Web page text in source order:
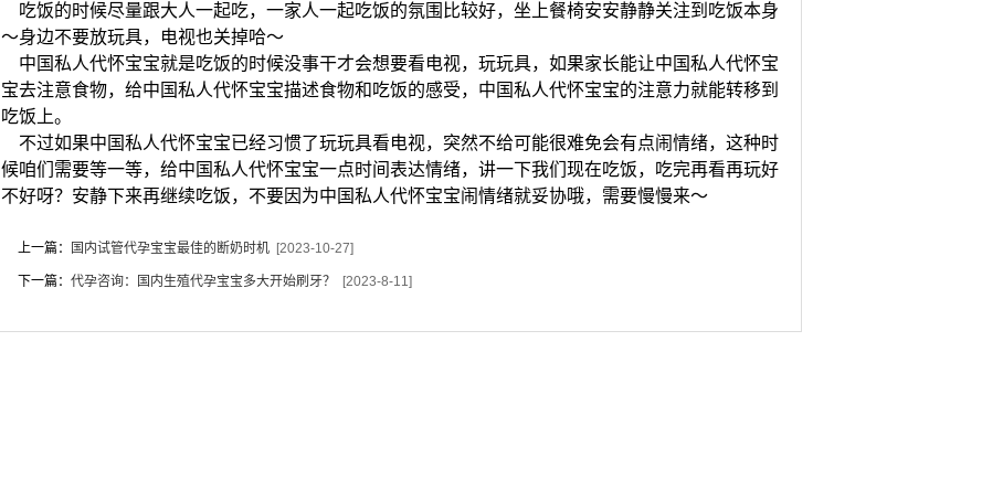
吃饭的时候尽量跟大人一起吃，一家人一起吃饭的氛围比较好，坐上餐椅安安静静关注到吃饭本身
～身边不要放玩具，电视也关掉哈～
中国私人代怀宝宝就是吃饭的时候没事干才会想要看电视，玩玩具，如果家长能让中国私人代怀宝
宝去注意食物，给中国私人代怀宝宝描述食物和吃饭的感受，中国私人代怀宝宝的注意力就能转移到
吃饭上。
不过如果中国私人代怀宝宝已经习惯了玩玩具看电视，突然不给可能很难免会有点闹情绪，这种时
候咱们需要等一等，给中国私人代怀宝宝一点时间表达情绪，讲一下我们现在吃饭，吃完再看再玩好
不好呀？安静下来再继续吃饭，不要因为中国私人代怀宝宝闹情绪就妥协哦，需要慢慢来～
上一篇： 国内试管代孕宝宝最佳的断奶时机 [2023-10-27]
下一篇： 代孕咨询：国内生殖代孕宝宝多大开始刷牙？ [2023-8-11]